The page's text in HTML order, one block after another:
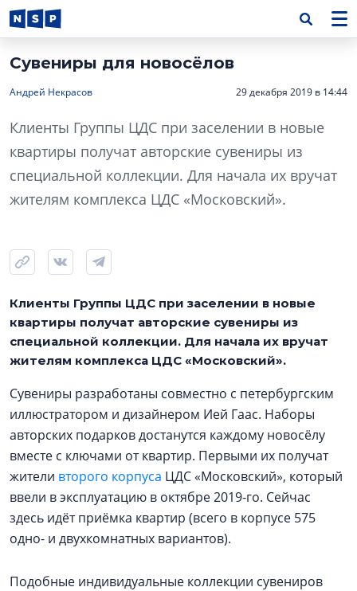
Сувениры для новосёлов
Андрей Некрасов 29 декабря 2019 в 14:44
Клиенты Группы ЦДС при заселении в новые
квартиры получат авторские сувениры из
специальной коллекции. Для начала их вручат
жителям комплекса ЦДС «Московский».
Клиенты Группы ЦДС при заселении в новые
квартиры получат авторские сувениры из
специальной коллекции. Для начала их вручат
жителям комплекса ЦДС «Московский».
Сувениры разработаны совместно с петербургским
иллюстратором и дизайнером Ией Гаас. Наборы
авторских подарков достанутся каждому новосёлу
вместе с ключами от квартир. Первыми их получат
жители второго корпуса ЦДС «Московский», который
ввели в эксплуатацию в октябре 2019-го. Сейчас
здесь идёт приёмка квартир (всего в корпусе 575
одно- и двухкомнатных вариантов).
Подобные индивидуальные коллекции сувениров